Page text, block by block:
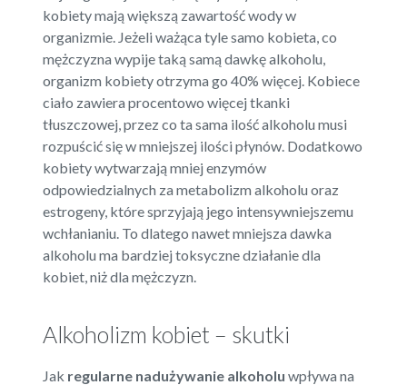
kobiety mają większą zawartość wody w
organizmie. Jeżeli ważąca tyle samo kobieta, co
mężczyzna wypije taką samą dawkę alkoholu,
organizm kobiety otrzyma go 40% więcej. Kobiece
ciało zawiera procentowo więcej tkanki
tłuszczowej, przez co ta sama ilość alkoholu musi
rozpuścić się w mniejszej ilości płynów. Dodatkowo
kobiety wytwarzają mniej enzymów
odpowiedzialnych za metabolizm alkoholu oraz
estrogeny, które sprzyjają jego intensywniejszemu
wchłanianiu. To dlatego nawet mniejsza dawka
alkoholu ma bardziej toksyczne działanie dla
kobiet, niż dla mężczyzn.
Alkoholizm kobiet – skutki
Jak regularne nadużywanie alkoholu wpływa na